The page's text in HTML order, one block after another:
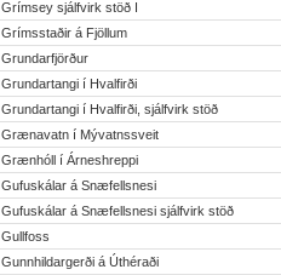
Grímsey sjálfvirk stöð I
Grímsstaðir á Fjöllum
Grundarfjörður
Grundartangi í Hvalfirði
Grundartangi í Hvalfirði, sjálfvirk stöð
Grænavatn í Mývatnssveit
Grænhóll í Árneshreppi
Gufuskálar á Snæfellsnesi
Gufuskálar á Snæfellsnesi sjálfvirk stöð
Gullfoss
Gunnhildargerði á Úthéraði